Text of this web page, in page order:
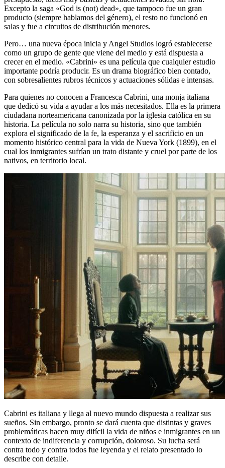
Excepto la saga «God is (not) dead», que tampoco fue un gran
producto (siempre hablamos del género), el resto no funcionó en
salas y fue a circuitos de distribución menores.
Pero… una nueva época inicia y Angel Studios logró establecerse
como un grupo de gente que viene del medio y está dispuesta a
crecer en el medio. «Cabrini» es una película que cualquier estudio
importante podría producir. Es un drama biográfico bien contado,
con sobresalientes rubros técnicos y actuaciones sólidas e intensas.
Para quienes no conocen a Francesca Cabrini, una monja italiana
que dedicó su vida a ayudar a los más necesitados. Ella es la primera
ciudadana norteamericana canonizada por la iglesia católica en su
historia. La película no solo narra su historia, sino que también
explora el significado de la fe, la esperanza y el sacrificio en un
momento histórico central para la vida de Nueva York (1899), en el
cual los inmigrantes sufrían un trato distante y cruel por parte de los
nativos, en territorio local.
Cabrini es italiana y llega al nuevo mundo dispuesta a realizar sus
sueños. Sin embargo, pronto se dará cuenta que distintas y graves
problemáticas hacen muy difícil la vida de niños e inmigrantes en un
contexto de indiferencia y corrupción, doloroso. Su lucha será
contra todo y contra todos fue leyenda y el relato presentado lo
describe con detalle.